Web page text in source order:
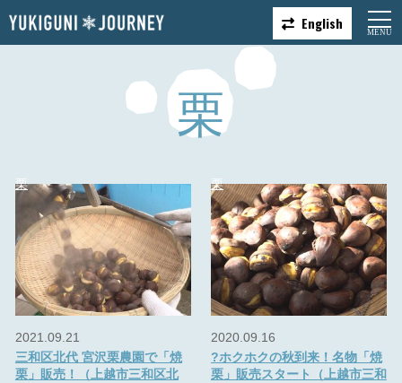
English
栗
栗
2021.09.21
三和区北代 宮沢栗農園で「焼
栗」販売！（上越市三和区北
栗
2020.09.16
?ホクホクの秋到来！名物「焼
栗」販売スタート（上越市三和